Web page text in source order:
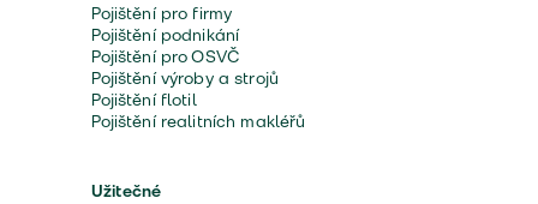
Pojištění pro firmy
Pojištění podnikání
Pojištění pro OSVČ
Pojištění výroby a strojů
Pojištění flotil
Pojištění realitních makléřů
Užitečné